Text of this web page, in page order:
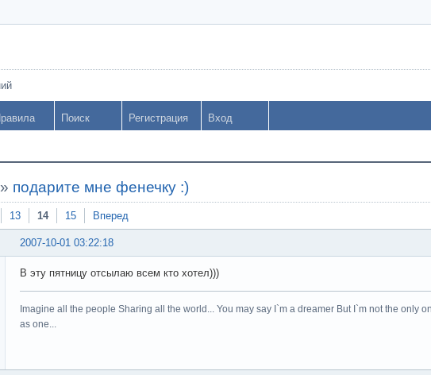
Поиск Регистрация Вход
» подарите мне фенечку :)
13 14 15 Вперед
2007-10-01 03:22:18
В эту пятницу отсылаю всем кто хотел)))
Imagine all the people Sharing all the world... You may say I`m a dreamer But I`m not the only
as one...